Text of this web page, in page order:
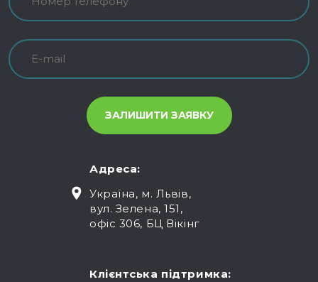
Адреса:
Україна, м. Львів,
вул. Зелена, 151,
офіс 306, БЦ Вікінг
Клієнтська підтримка: